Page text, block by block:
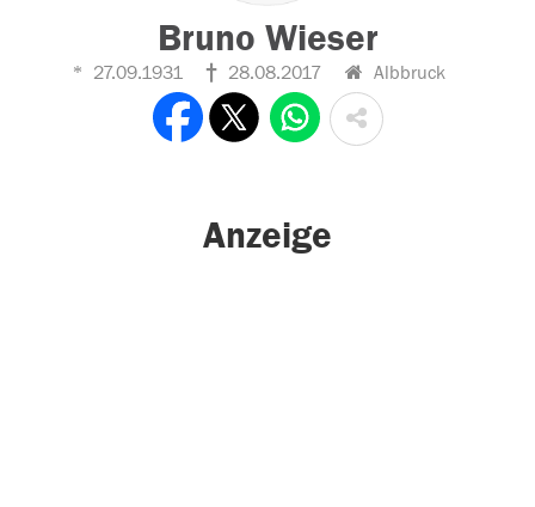
Bruno Wieser
27.09.1931 28.08.2017 Albbruck
Anzeige